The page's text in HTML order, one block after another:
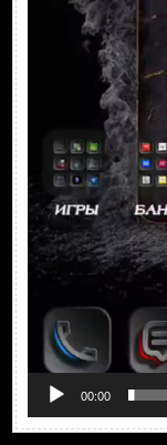
00:00